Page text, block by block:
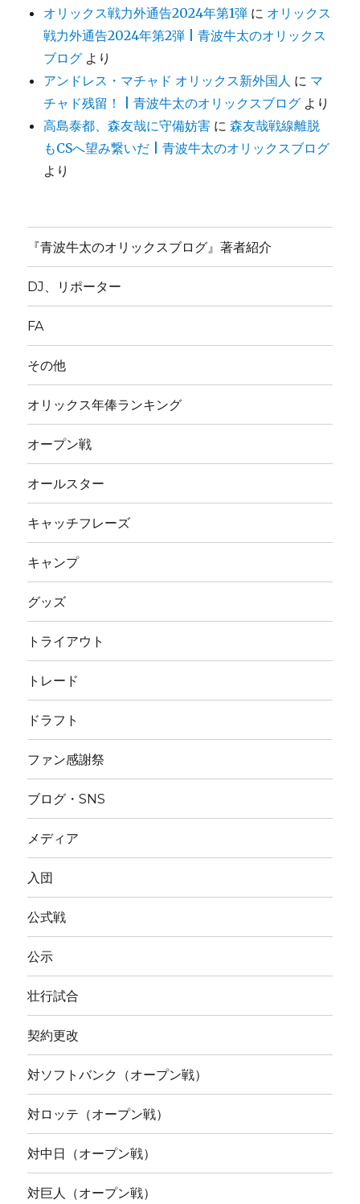
オリックス戦力外通告2024年第1弾 に オリックス
戦力外通告2024年第2弾 | 青波牛太のオリックス
ブログ より
アンドレス・マチャド オリックス新外国人 に マ
チャド残留！ | 青波牛太のオリックスブログ より
高島泰都、森友哉に守備妨害 に森友哉戦線離脱
もCSへ望み繋いだ | 青波牛太のオリックスブログ
より
『青波牛太のオリックスブログ』著者紹介
DJ、リポーター
FA
その他
オリックス年俸ランキング
オープン戦
オールスター
キャッチフレーズ
キャンプ
グッズ
トライアウト
トレード
ドラフト
ファン感謝祭
ブログ・SNS
メディア
入団
公式戦
公示
壮行試合
契約更改
対ソフトバンク（オープン戦）
対ロッテ（オープン戦）
対中日（オープン戦）
対巨人（オープン戦）